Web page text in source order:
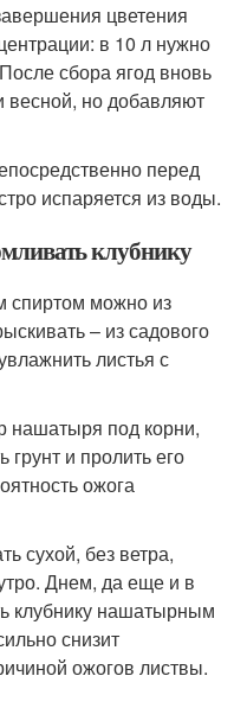
цветения
в 10 л нужно
сбора ягод вновь
весной, но добавляют
перед
испаряется из воды.
клубнику
спиртом можно из
– из садового
листья с
нашатыря под корни,
и пролить его
ожога
сухой, без ветра,
Днем, да еще и в
клубнику нашатырным
снизит
ожогов листвы.